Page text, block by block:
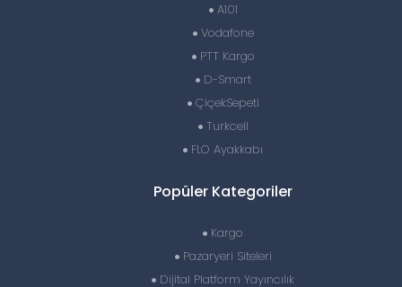
A101
Vodafone
PTT Kargo
D-Smart
ÇiçekSepeti
Turkcell
FLO Ayakkabı
Popüler Kategoriler
Kargo
Pazaryeri Siteleri
Dijital Platform Yayıncılık